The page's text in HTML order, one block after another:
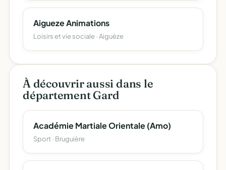
Aigueze Animations
Loisirs et vie sociale · Aiguèze
À découvrir aussi dans le
département Gard
Académie Martiale Orientale (Amo)
Sport · Bruguière